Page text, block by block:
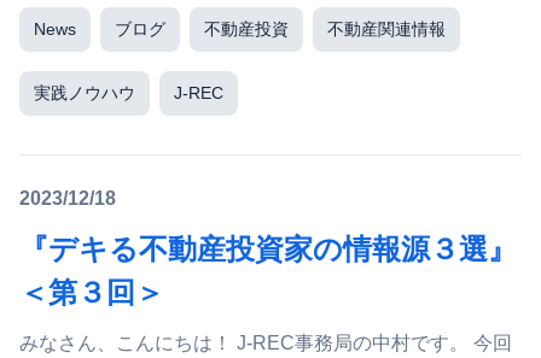
News ブログ 不動産投資 不動産関連情報
実践ノウハウ J-REC
2023/12/18
『デキる不動産投資家の情報源３選』
＜第３回＞
みなさん、こんにちは！ J-REC事務局の中村です。 今回